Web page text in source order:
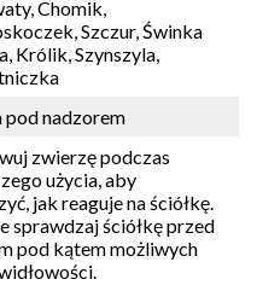
Chomik,
Szczur, Świnka
Królik, Szynszyla,
nadzorem
zwierzę podczas
użycia, aby
jak reaguje na ściółkę.
sprawdzaj ściółkę przed
pod kątem możliwych